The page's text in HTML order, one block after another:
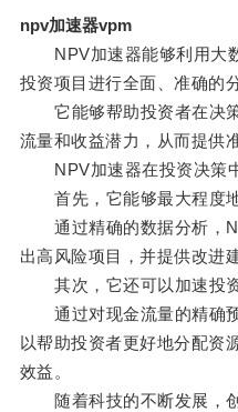
npv加速器vpm
NPV加速器能够利用大
投资项目进行全面、准确的
它能够帮助投资者在决策
流量和收益潜力，从而提供
NPV加速器在投资决策中
首先，它能够最大程度地
通过精确的数据分析，
出高风险项目，并提供改进
其次，它还可以加速投资
通过对现金流量的精确预
以帮助投资者更好地分配资
效益。
随着科技的不断发展，创